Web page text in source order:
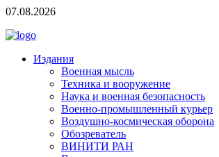
07.08.2026
Издания
Военная мысль
Техника и вооружение
Наука и военная безопасность
Военно-промышленный курьер
Воздушно-космическая оборона
Обозреватель
ВИНИТИ РАН